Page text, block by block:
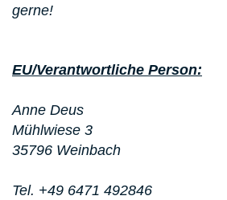
gerne!
EU/Verantwortliche Person:
Anne Deus
Mühlwiese 3
35796 Weinbach
Tel. +49 6471 492846